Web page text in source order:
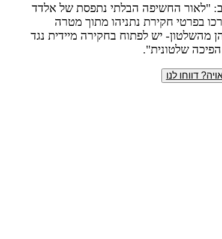
"לאור החשיפה הבלתי נתפסת של אלדד
תודרכו בפרטי חקירת נתניהו מתוך מטרה
יש לפתוח בחקירה מיידית נגד
הפיכה שלטונית".
דווחו לנו